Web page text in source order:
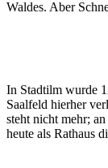
Waldes. Aber
In Stadtilm wurde
Saalfeld hierher
steht nicht mehr;
heute als Rathaus